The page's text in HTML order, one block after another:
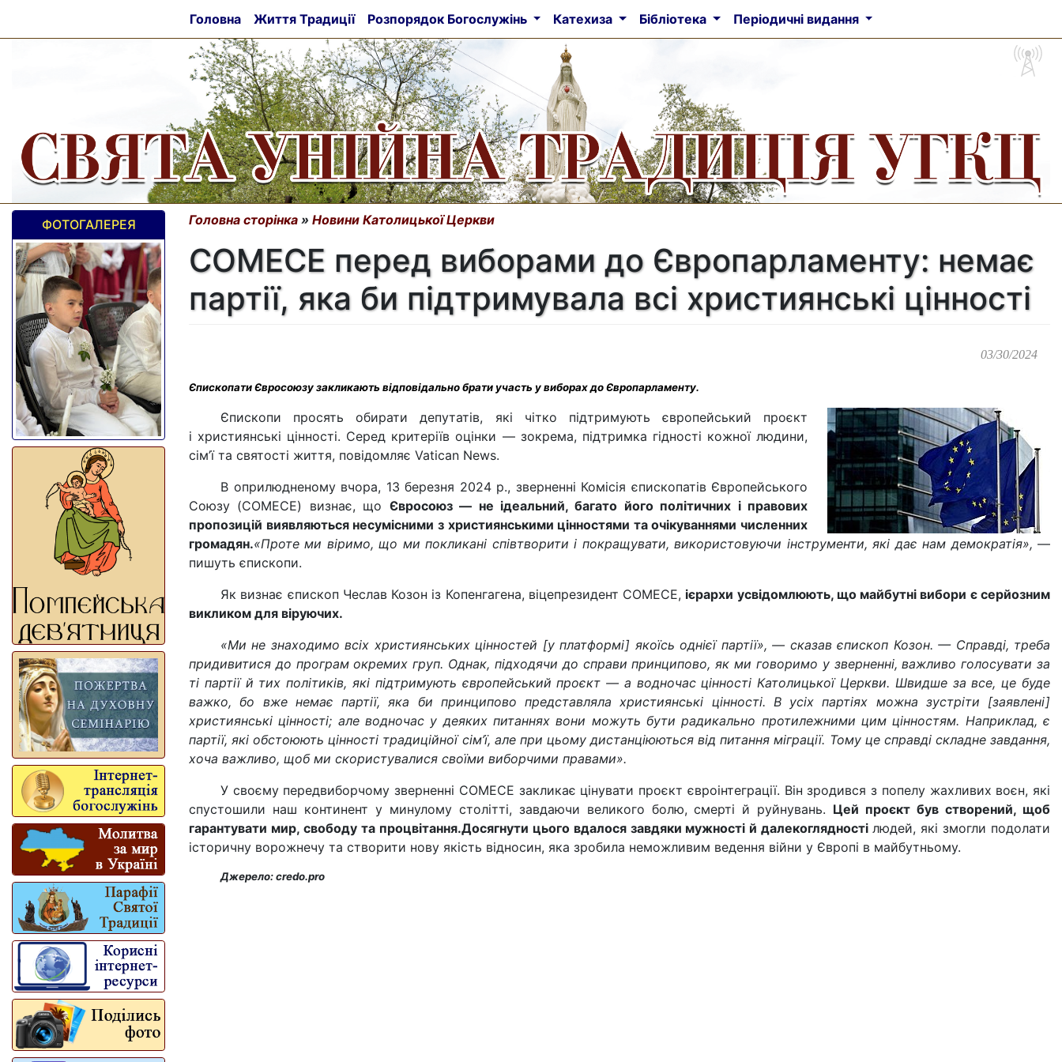
Головна Життя Традиції Розпорядок Богослужінь Катехиза Бібліотека Періодичні видання
ФОТОГАЛЕРЕЯ Головна сторінка » Новини Католицької Церкви
COMECE перед виборами до Європарламенту: немає
партії, яка би підтримувала всі християнські цінності
03/30/2024
Єпископати Євросоюзу закликають відповідально брати участь у виборах до Європарламенту.
Єпископи просять обирати депутатів, які чітко підтримують європейський проєкт
і християнські цінності. Серед критеріїв оцінки — зокрема, підтримка гідності кожної людини,
сім’ї та святості життя, повідомляє Vatican News.
В оприлюдненому вчора, 13 березня 2024 р., зверненні Комісія єпископатів Європейського
Союзу (COMECE) визнає, що Євросоюз — не ідеальний, багато його політичних і правових
пропозицій виявляються несумісними з християнськими цінностями та очікуваннями численних
громадян.«Проте ми віримо, що ми покликані співтворити і покращувати, використовуючи інструменти, які дає нам демократія», —
пишуть єпископи.
Як визнає єпископ Чеслав Козон із Копенгагена, віцепрезидент COMECE, ієрархи усвідомлюють, що майбутні вибори є серйозним
викликом для віруючих.
«Ми не знаходимо всіх християнських цінностей [у платформі] якоїсь однієї партії», — сказав єпископ Козон. — Справді, треба
придивитися до програм окремих груп. Однак, підходячи до справи принципово, як ми говоримо у зверненні, важливо голосувати за
ті партії й тих політиків, які підтримують європейський проєкт — а водночас цінності Католицької Церкви. Швидше за все, це буде
важко, бо вже немає партії, яка би принципово представляла християнські цінності. В усіх партіях можна зустріти [заявлені]
християнські цінності; але водночас у деяких питаннях вони можуть бути радикально протилежними цим цінностям. Наприклад, є
партії, які обстоюють цінності традиційної сім’ї, але при цьому дистанціюються від питання міграції. Тому це справді складне завдання,
хоча важливо, щоб ми скористувалися своїми виборчими правами».
У своєму передвиборчому зверненні COMECE закликає цінувати проєкт євроінтеграції. Він зродився з попелу жахливих воєн, які
спустошили наш континент у минулому столітті, завдаючи великого болю, смерті й руйнувань. Цей проєкт був створений, щоб
гарантувати мир, свободу та процвітання.Досягнути цього вдалося завдяки мужності й далекоглядностілюдей, які змогли подолати
історичну ворожнечу та створити нову якість відносин, яка зробила неможливим ведення війни у Європі в майбутньому.
Джерело: credo.pro